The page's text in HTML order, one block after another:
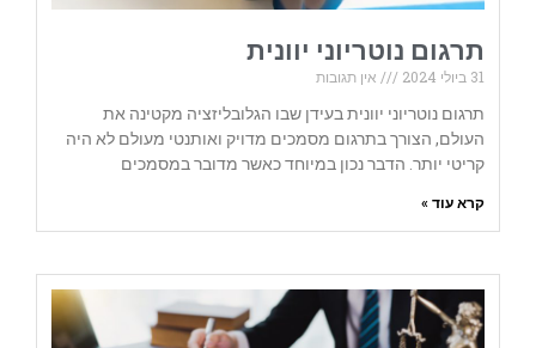
תרגום נוטריוני יוונית
31 ביולי 2024
אין תגובות
תרגום נוטריוני יוונית בעידן שבו הגלובליזציה מקטינה את
העולם, הצורך בתרגום מסמכים מדויק ואותנטי מעולם לא היה
קריטי יותר. הדבר נכון במיוחד כאשר מדובר במסמכים
קרא עוד »